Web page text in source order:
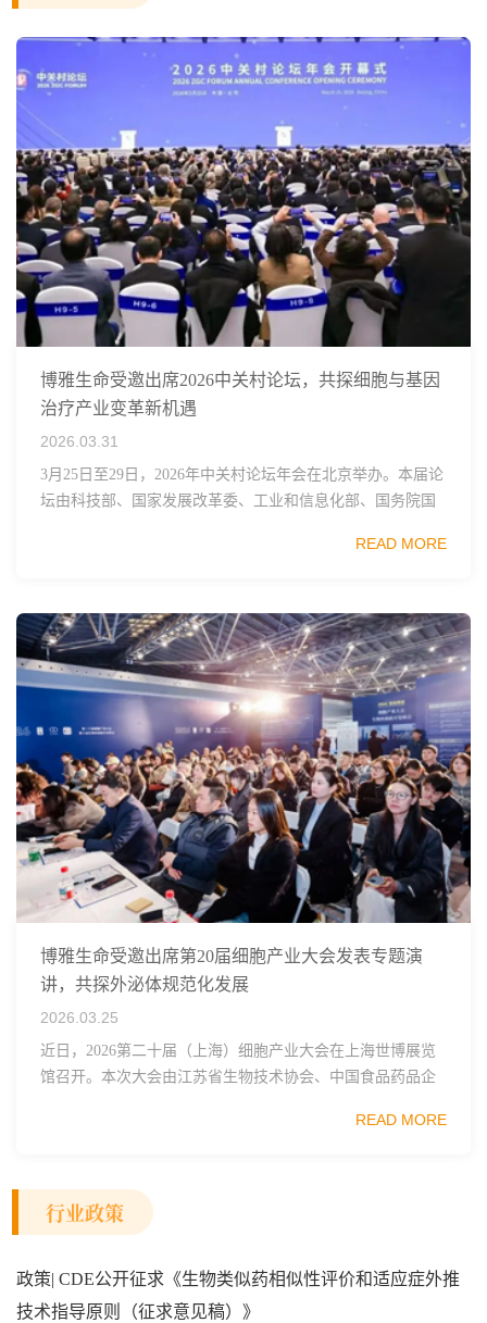
博雅生命受邀出席2026中关村论坛，共探细胞与基因
治疗产业变革新机遇
2026.03.31
3月25日至29日，2026年中关村论坛年会在北京举办。本届论
坛由科技部、国家发展改革委、工业和信息化部、国务院国
READ MORE
博雅生命受邀出席第20届细胞产业大会发表专题演
讲，共探外泌体规范化发展
2026.03.25
近日，2026第二十届（上海）细胞产业大会在上海世博展览
馆召开。本次大会由江苏省生物技术协会、中国食品药品企
范区生物医药行业协会、瑞士日内瓦长寿科学...
READ MORE
行业政策
政策| CDE公开征求《生物类似药相似性评价和适应症外推
技术指导原则（征求意见稿）》